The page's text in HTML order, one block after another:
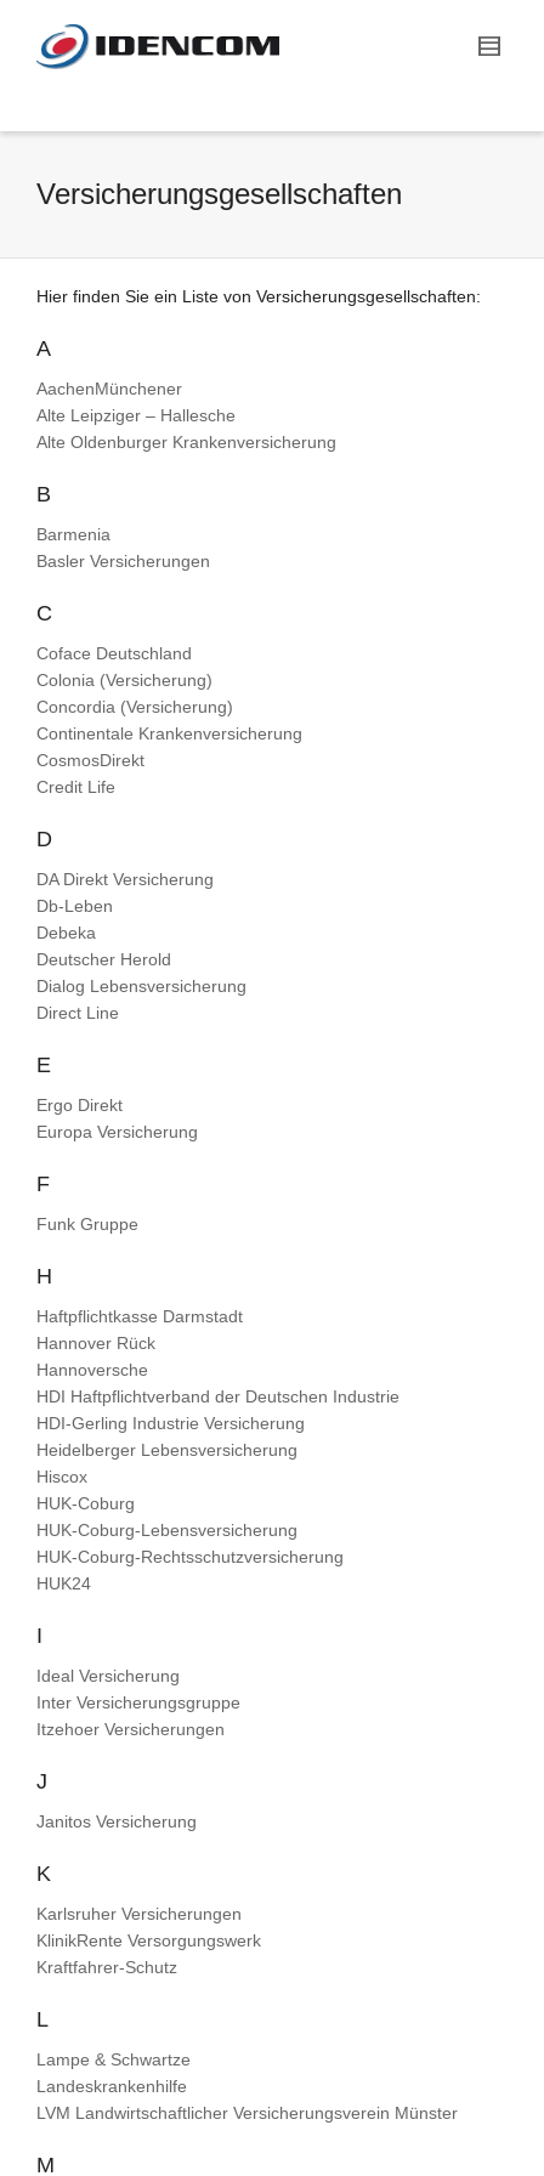
Versicherungsgesellschaften
Hier finden Sie ein Liste von Versicherungsgesellschaften:
A
AachenMünchener
Alte Leipziger – Hallesche
Alte Oldenburger Krankenversicherung
B
Barmenia
Basler Versicherungen
C
Coface Deutschland
Colonia (Versicherung)
Concordia (Versicherung)
Continentale Krankenversicherung
CosmosDirekt
Credit Life
D
DA Direkt Versicherung
Db-Leben
Debeka
Deutscher Herold
Dialog Lebensversicherung
Direct Line
E
Ergo Direkt
Europa Versicherung
F
Funk Gruppe
H
Haftpflichtkasse Darmstadt
Hannover Rück
Hannoversche
HDI Haftpflichtverband der Deutschen Industrie
HDI-Gerling Industrie Versicherung
Heidelberger Lebensversicherung
Hiscox
HUK-Coburg
HUK-Coburg-Lebensversicherung
HUK-Coburg-Rechtsschutzversicherung
HUK24
I
Ideal Versicherung
Inter Versicherungsgruppe
Itzehoer Versicherungen
J
Janitos Versicherung
K
Karlsruher Versicherungen
KlinikRente Versorgungswerk
Kraftfahrer-Schutz
L
Lampe & Schwartze
Landeskrankenhilfe
LVM Landwirtschaftlicher Versicherungsverein Münster
M